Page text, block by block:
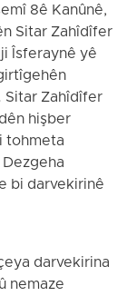
8ê Kanûnê,
Sitar Zahîdîfer
Îsferaynê yê
Sitar Zahîdîfer
hişber
tohmeta
bi darvekirinê
darvekirina
nemaze